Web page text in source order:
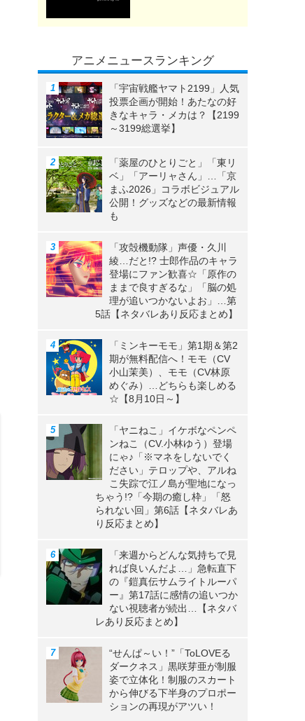
アニメニュースランキング
「宇宙戦艦ヤマト2199」人気
投票企画が開始！あたなの好
きなキャラ・メカは？【2199
～3199総選挙】
「薬屋のひとりごと」「東リ
ベ」「アーリャさん」…「京
まふ2026」コラボビジュアル
公開！グッズなどの最新情報
も
「攻殻機動隊」声優・久川
綾…だと!? 士郎作品のキャラ
登場にファン歓喜☆「原作の
ままで良すぎるな」「脳の処
理が追いつかないよお」…第
5話【ネタバレあり反応まとめ】
「ミンキーモモ」第1期＆第2
期が無料配信へ！モモ（CV
小山茉美）、モモ（CV林原
めぐみ）…どちらも楽しめる
☆【8月10日～】
「ヤニねこ」イケボなペンペ
ンねこ（CV.小林ゆう）登場
にゃ♪「※マネをしないでく
ださい」テロップや、アルね
こ失踪で江ノ島が聖地になっ
ちゃう!?「今期の癒し枠」「怒
られない回」第6話【ネタバレあ
り反応まとめ】
「来週からどんな気持ちで見
れば良いんだよ…」急転直下
の『鎧真伝サムライトルーパ
ー』第17話に感情の追いつか
ない視聴者が続出…【ネタバ
レあり反応まとめ】
“せんぱ～い！”「ToLOVEる
ダークネス」黒咲芽亜が制服
姿で立体化！制服のスカート
から伸びる下半身のプロポー
ションの再現がアツい！